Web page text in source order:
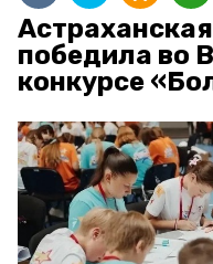
победила во
конкурсе